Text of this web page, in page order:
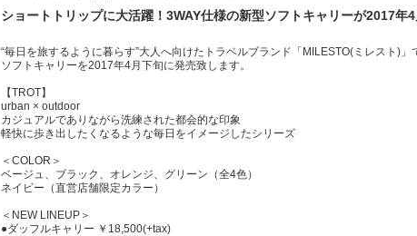
ショートトリップに大活躍！3WAY仕様の新型ソフトキャリーが2017年4
“毎日を旅するように暮らす”大人へ向けたトラベルブランド「MILESTO(ミレスト)
ソフトキャリーを2017年4月下旬に発売致します。
【TROT】
urban × outdoor
カジュアルでありながら洗練された都会的な印象
軽快に歩き出したくなるような毎日をイメージしたシリーズ
＜COLOR＞
ベージュ、ブラック、オレンジ、グリーン（全4色）
ネイビー（直営店舗限定カラー）
＜NEW LINEUP＞
●ダッフルキャリー ￥18,500(+tax)